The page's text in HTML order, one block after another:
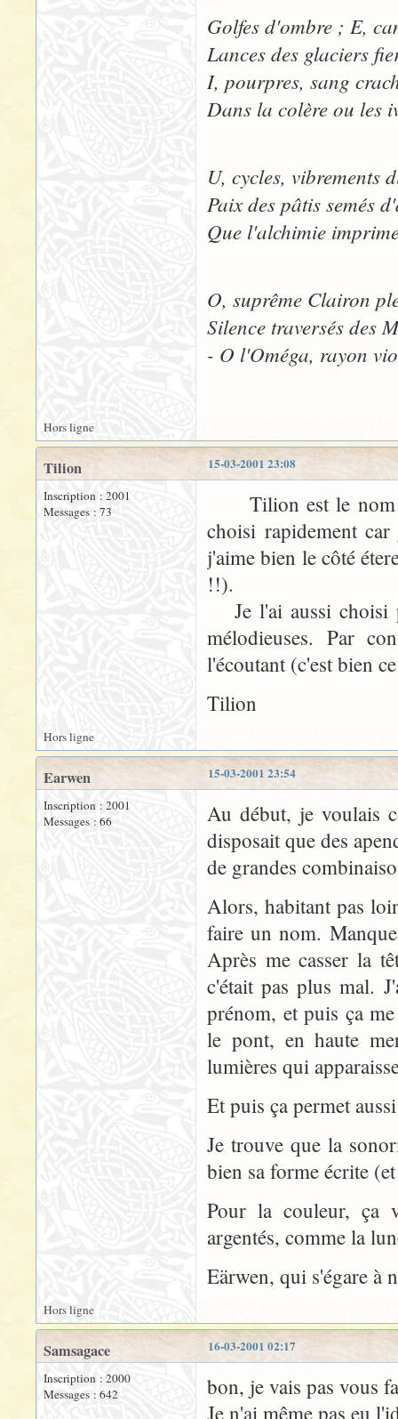
Golfes d'ombre ; E,
Lances des glaciers
I, pourpres, sang
Dans la colère ou les
U, cycles, vibrements
Paix des pâtis semés
Que l'alchimie
O, suprême Clairon
Silence traversés des
- O l'Oméga, rayon
Hors ligne
15-03-2001 23:08
Tilion
Inscription : 2001
Messages : 73
Tilion est le nom
choisi rapidement
j'aime bien le côté
!!).
Je l'ai aussi choisi
mélodieuses. Par
l'écoutant (c'est bien
Tilion
Hors ligne
15-03-2001 23:54
Earwen
Inscription : 2001
Messages : 66
Au début, je voulais
disposait que des
de grandes
Alors, habitant pas
faire un nom.
Après me casser la
c'était pas plus mal.
prénom, et puis ça
le pont, en haute
lumières qui
Et puis ça permet
Je trouve que la
bien sa forme écrite
Pour la couleur, ça
argentés, comme la
Eärwen, qui s'égare à
Hors ligne
16-03-2001 02:17
Samsagace
Inscription : 2000
Messages : 642
bon, je vais pas vous
Je n'ai même pas eu